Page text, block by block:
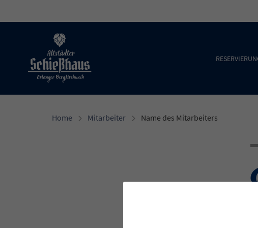
Home Mitarbeiter Name des Mitarbeiters